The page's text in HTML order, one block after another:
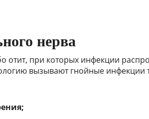
нерва
отит, при которых инфекции
вызывают гнойные инфекции